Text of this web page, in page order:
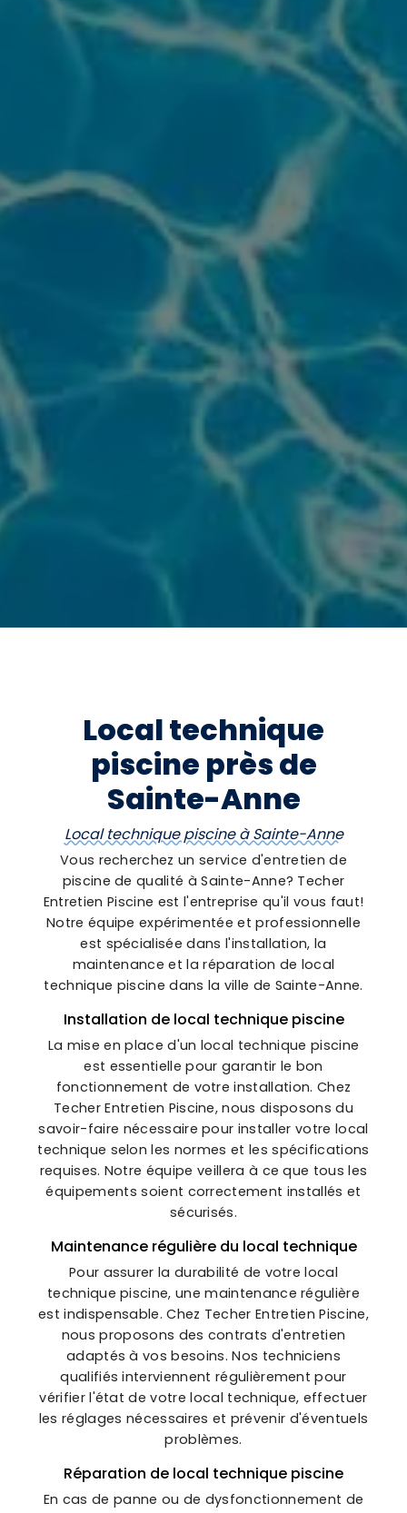
Local technique
piscine près de
Sainte-Anne
Local technique piscine à Sainte-Anne
Vous recherchez un service d'entretien de
piscine de qualité à Sainte-Anne? Techer
Entretien Piscine est l'entreprise qu'il vous faut!
Notre équipe expérimentée et professionnelle
est spécialisée dans l'installation, la
maintenance et la réparation de local
technique piscine dans la ville de Sainte-Anne.
Installation de local technique piscine
La mise en place d'un local technique piscine
est essentielle pour garantir le bon
fonctionnement de votre installation. Chez
Techer Entretien Piscine, nous disposons du
savoir-faire nécessaire pour installer votre local
technique selon les normes et les spécifications
requises. Notre équipe veillera à ce que tous les
équipements soient correctement installés et
sécurisés.
Maintenance régulière du local technique
Pour assurer la durabilité de votre local
technique piscine, une maintenance régulière
est indispensable. Chez Techer Entretien Piscine,
nous proposons des contrats d'entretien
adaptés à vos besoins. Nos techniciens
qualifiés interviennent régulièrement pour
vérifier l'état de votre local technique, effectuer
les réglages nécessaires et prévenir d'éventuels
problèmes.
Réparation de local technique piscine
En cas de panne ou de dysfonctionnement de